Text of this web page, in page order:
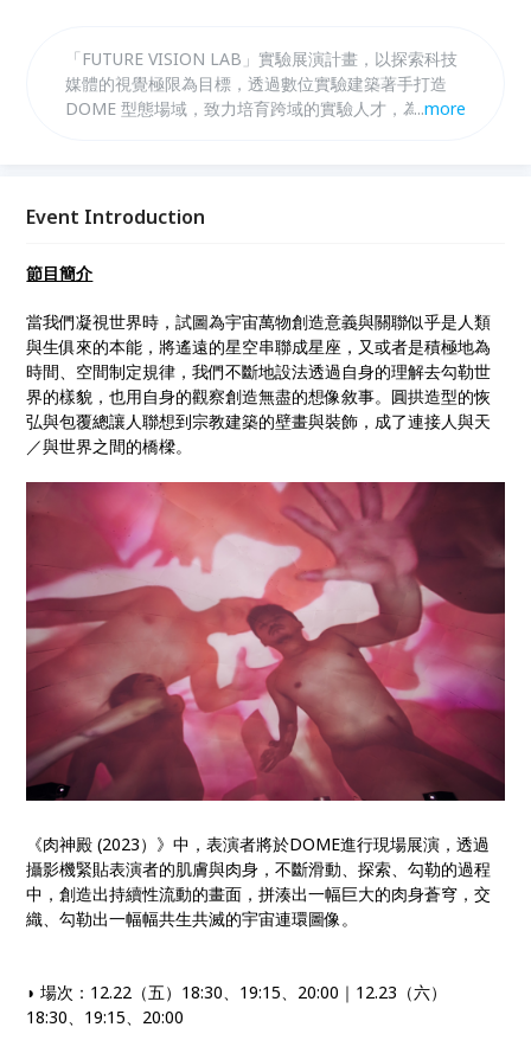
「FUTURE VISION LAB」實驗展演計畫，以探索科技
媒體的視覺極限為目標，透過數位實驗建築著手打造
DOME 型態場域，致力培育跨域的實驗人才，為創作
勒的過程中，創造出持續性流動的畫面，拼湊出一幅巨
...more
Event Introduction
節目簡介
當我們凝視世界時，試圖為宇宙萬物創造意義與關聯似乎是人類
與生俱來的本能，將遙遠的星空串聯成星座，又或者是積極地為
時間、空間制定規律，我們不斷地設法透過自身的理解去勾勒世
界的樣貌，也用自身的觀察創造無盡的想像敘事。圓拱造型的恢
弘與包覆總讓人聯想到宗教建築的壁畫與裝飾，成了連接人與天
／與世界之間的橋樑。
《肉神殿 (2023）》中，表演者將於DOME進行現場展演，透過
攝影機緊貼表演者的肌膚與肉身，不斷滑動、探索、勾勒的過程
中，創造出持續性流動的畫面，拼湊出一幅巨大的肉身蒼穹，交
織、勾勒出一幅幅共生共滅的宇宙連環圖像。
◗ 場次：12.22（五）18:30、19:15、20:00｜12.23（六）
18:30、19:15、20:00